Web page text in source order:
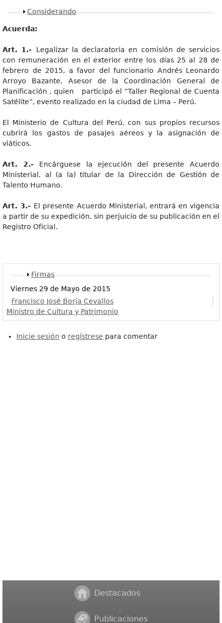
Mostrar
Considerando
Acuerda:
Art. 1.- Legalizar la declaratoria en comisión de servicios
con remuneración en el exterior entre los días 25 al 28 de
febrero de 2015, a favor del funcionario Andrés Leonardo
Arroyo Bazante, Asesor de la Coordinación General de
Planificación , quien participó el “Taller Regional de Cuenta
Satélite”, evento realizado en la ciudad de Lima – Perú.
El Ministerio de Cultura del Perú, con sus propios recursos
cubrirá los gastos de pasajes aéreos y la asignación de
viáticos.
Art. 2.- Encárguese la ejecución del presente Acuerdo
Ministerial, al (a la) titular de la Dirección de Gestión de
Talento Humano.
Art. 3.- El presente Acuerdo Ministerial, entrará en vigencia
a partir de su expedición, sin perjuicio de su publicación en el
Registro Oficial.
Mostrar
Firmas
Viernes 29 de Mayo de 2015
Francisco José Borja Cevallos
Ministro de Cultura y Patrimonio
Inicie sesión o regístrese para comentar
Destacados
Publicaciones